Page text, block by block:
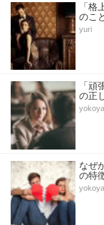
「格
のこと
yuri
「
の正
なぜ
の特